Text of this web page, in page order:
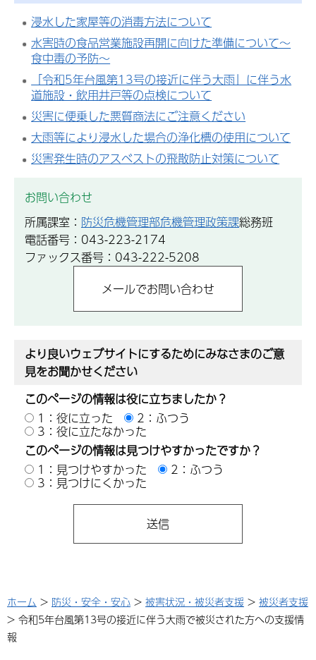
浸水した家屋等の消毒方法について
水害時の食品営業施設再開に向けた準備について～
食中毒の予防～
「令和5年台風第13号の接近に伴う大雨」に伴う水
道施設・飲用井戸等の点検について
災害に便乗した悪質商法にご注意ください
大雨等により浸水した場合の浄化槽の使用について
災害発生時のアスベストの飛散防止対策について
お問い合わせ
所属課室： 防災危機管理部危機管理政策課総務班
電話番号：043-223-2174
ファックス番号：043-222-5208
より良いウェブサイトにするためにみなさまのご意
見をお聞かせください
このページの情報は役に立ちましたか？
1：役に立った
2：ふつう
3：役に立たなかった
このページの情報は見つけやすかったですか？
1：見つけやすかった
2：ふつう
3：見つけにくかった
ホーム > 防災・安全・安心 > 被害状況・被災者支援 > 被災者支援
> 令和5年台風第13号の接近に伴う大雨で被災された方への支援情
報